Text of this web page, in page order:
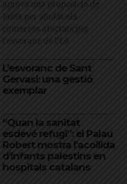
aprova una proposició de
Junts per ajudar els
comerços afectats per
l'esvoranc de l'L9
L’esvoranc de Sant
Gervasi: una gestió
exemplar
“Quan la sanitat
esdevé refugi”: el Palau
Robert mostra l’acollida
d’infants palestins en
hospitals catalans